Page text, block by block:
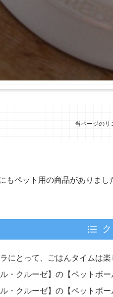
当ページのリ
もペット用の商品がありまし
にとって、ごはんタイムは楽
ル・クルーゼ】の【ペットボ
ル・クルーゼ】の【ペットボ